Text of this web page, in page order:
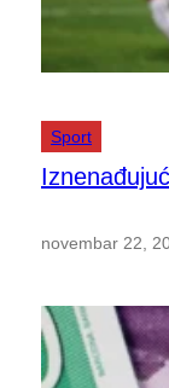
Sport
novembar 22,